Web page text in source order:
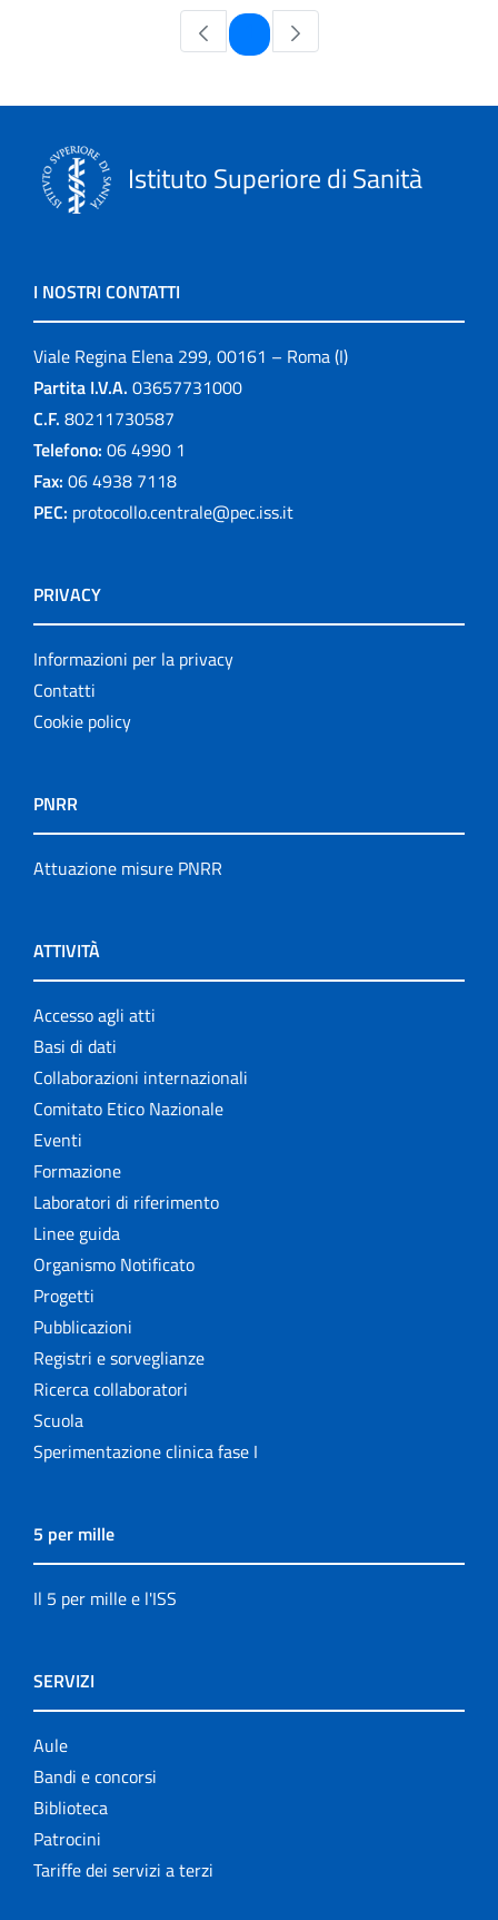
Pagina
Istituto Superiore di Sanità
I NOSTRI CONTATTI
Viale Regina Elena 299, 00161 – Roma (I)
Partita I.V.A. 03657731000
C.F. 80211730587
Telefono: 06 4990 1
Fax: 06 4938 7118
PEC: protocollo.centrale@pec.iss.it
PRIVACY
Informazioni per la privacy
Contatti
Cookie policy
PNRR
Attuazione misure PNRR
ATTIVITÀ
Accesso agli atti
Basi di dati
Collaborazioni internazionali
Comitato Etico Nazionale
Eventi
Formazione
Laboratori di riferimento
Linee guida
Organismo Notificato
Progetti
Pubblicazioni
Registri e sorveglianze
Ricerca collaboratori
Scuola
Sperimentazione clinica fase I
5 per mille
Il 5 per mille e l'ISS
SERVIZI
Aule
Bandi e concorsi
Biblioteca
Patrocini
Tariffe dei servizi a terzi